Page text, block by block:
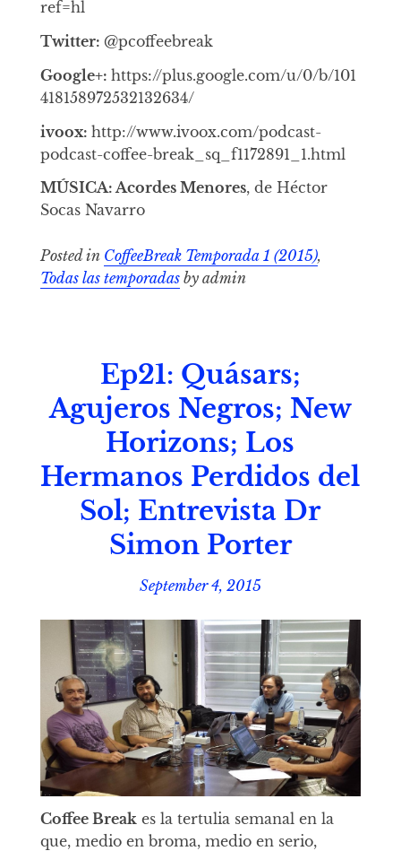
ref=hl
Twitter: @pcoffeebreak
Google+: https://plus.google.com/u/0/b/101
418158972532132634/
ivoox: http://www.ivoox.com/podcast-
podcast-coffee-break_sq_f1172891_1.html
MÚSICA: Acordes Menores, de Héctor
Socas Navarro
Posted in CoffeeBreak Temporada 1 (2015),
Todas las temporadasby admin
Ep21: Quásars;
Agujeros Negros; New
Horizons; Los
Hermanos Perdidos del
Sol; Entrevista Dr
Simon Porter
September 4, 2015
Coffee Breakes la tertulia semanal en la
que, medio en broma, medio en serio,